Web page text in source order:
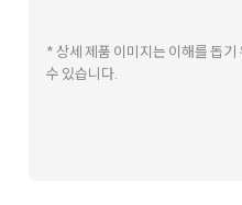
* 상세 제품 이미지는 이해를 돕
수 있습니다.